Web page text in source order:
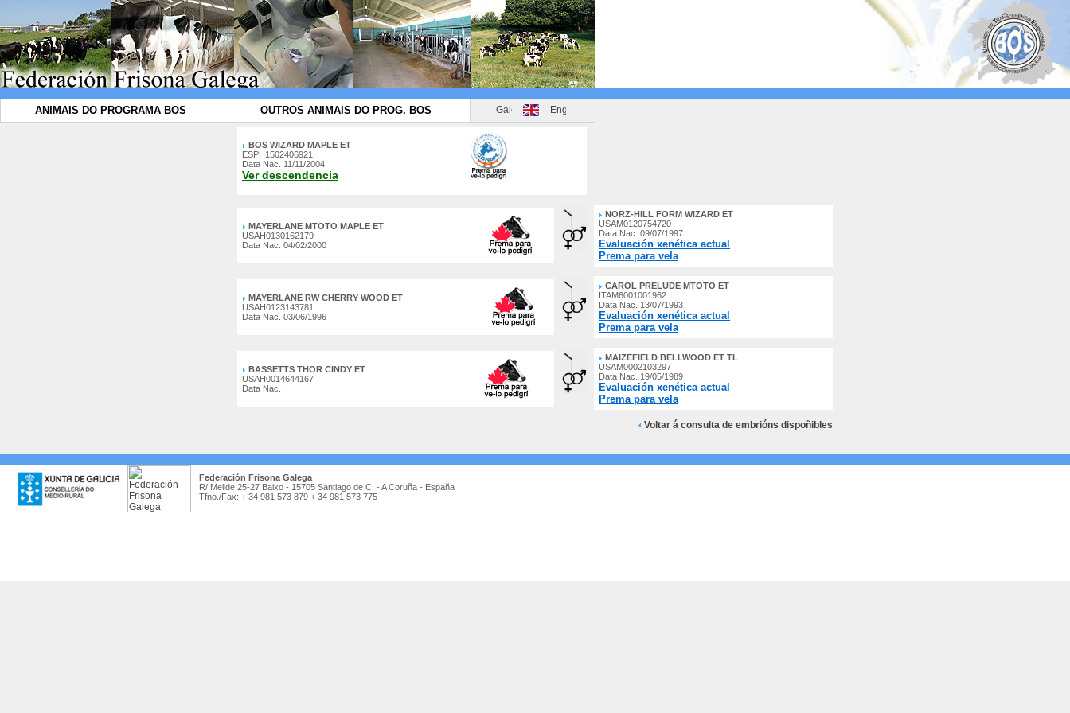
ANIMAIS DO PROGRAMA BOS OUTROS ANIMAIS DO PROG. BOS
BOS WIZARD MAPLE ET
ESPH1502406921
Data Nac. 11/11/2004
Ver descendencia
MAYERLANE MTOTO MAPLE ET
USAH0130162179
Data Nac. 04/02/2000
NORZ-HILL FORM WIZARD ET
USAM0120754720
Data Nac. 09/07/1997
Evaluación xenética actual
Prema para vela
MAYERLANE RW CHERRY WOOD ET
USAH0123143781
Data Nac. 03/06/1996
CAROL PRELUDE MTOTO ET
ITAM6001001962
Data Nac. 13/07/1993
Evaluación xenética actual
Prema para vela
BASSETTS THOR CINDY ET
USAH0014644167
Data Nac.
MAIZEFIELD BELLWOOD ET TL
USAM0002103297
Data Nac. 19/05/1989
Evaluación xenética actual
Prema para vela
Voltar á consulta de embrións dispoñibles
Federación Frisona Galega
R/ Melide 25-27 Baixo - 15705 Santiago de C. - A Coruña - España
Tfno./Fax: + 34 981 573 879 + 34 981 573 775